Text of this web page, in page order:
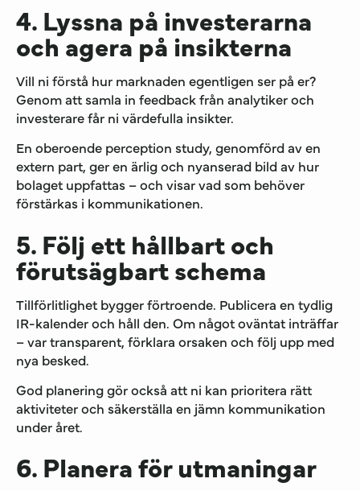
4. Lyssna på investerarna
och agera på insikterna
Vill ni förstå hur marknaden egentligen ser på er?
Genom att samla in feedback från analytiker och
investerare får ni värdefulla insikter.
En oberoende perception study, genomförd av en
extern part, ger en ärlig och nyanserad bild av hur
bolaget uppfattas – och visar vad som behöver
förstärkas i kommunikationen.
5. Följ ett hållbart och
förutsägbart schema
Tillförlitlighet bygger förtroende. Publicera en tydlig
IR-kalender och håll den. Om något oväntat inträffar
– var transparent, förklara orsaken och följ upp med
nya besked.
God planering gör också att ni kan prioritera rätt
aktiviteter och säkerställa en jämn kommunikation
under året.
6. Planera för utmaningar